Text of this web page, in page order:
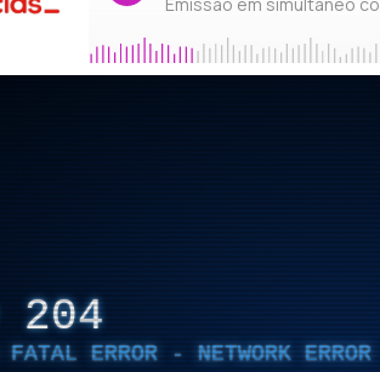
204
ERROR - NETWORK ERROR